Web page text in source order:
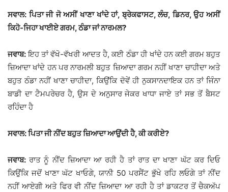
ਸਵਾਲ: ਪਿਤਾ ਜੀ ਜੋ ਅਸੀਂ ਖਾਣਾ ਖਾਂਦੇ ਹਾਂ, ਬ੍ਰੇਕਫਾਸਟ, ਲੰਚ, ਡਿਨਰ, ਉਹ ਅਸੀਂ
ਕਿਹੋ-ਜਿਹਾ ਖਾਈਏ ਗਰਮ, ਠੰਡਾ ਜਾਂ ਨਾਰਮਲ?
ਜਵਾਬ:ਇਹ ਤਾਂ ਵੱਖੋ-ਵੱਖਰੀ ਆਦਤ ਹੈ, ਕਈ ਠੰਡਾ ਹੀ ਖਾਂਦੇ ਹਨ ਕਈ ਗਰਮ ਬਹੁਤ
ਜ਼ਿਆਦਾ ਖਾਂਦੇ ਹਨ ਪਰ ਨਾਰਮਲੀ ਬਹੁਤ ਜ਼ਿਆਦਾ ਗਰਮ ਨਹੀਂ ਖਾਣਾ ਚਾਹੀਦਾ ਅਤੇ
ਬਹੁਤ ਠੰਡਾ ਨਹੀਂ ਖਾਣਾ ਚਾਹੀਦਾ, ਕਿਉਂਕਿ ਦੋਵੇਂ ਹੀ ਨੁਕਸਾਨਦਾਇਕ ਹਨ ਤਾਂ ਜਿੰਨਾ
ਬਾਡੀ ਦਾ ਟੈਮਪਰੇਚਰ ਹੈ, ਉਸ ਦੇ ਅਨੁਸਾਰ ਜੇਕਰ ਖਾਧਾ ਜਾਏ ਤਾਂ ਸਭ ਤੋਂ ਬੈਸਟ
ਰਹਿੰਦਾ ਹੈ
ਸਵਾਲ: ਪਿਤਾ ਜੀ ਨੀਂਦ ਬਹੁਤ ਜ਼ਿਆਦਾ ਆਉਂਦੀ ਹੈ, ਕੀ ਕਰੀਏ?
ਜਵਾਬ: ਰਾਤ ਨੂੰ ਨੀਂਦ ਜ਼ਿਆਦਾ ਆ ਰਹੀ ਹੈ ਤਾਂ ਰਾਤ ਦਾ ਖਾਣਾ ਘੱਟ ਕਰ ਦਿਓ
ਕਿਉਂਕਿ ਜਦੋਂ ਖਾਣਾ ਘੱਟ ਖਾਓਗੇ, ਯਾਨੀ 50 ਪਰਸੈਂਟ ਭੁੱਖੇ ਰਹਿ ਲਓਗੇ ਤਾਂ ਨੀਂਦ
ਨਹੀਂ ਆਏਗੀ ਅਤੇ ਫਿਰ ਵੀ ਨੀਂਦ ਜ਼ਿਆਦਾ ਆ ਰਹੀ ਹੈ ਤਾਂ ਡਾਕਟਰ ਤੋਂ ਚੈਕਅੱਪ